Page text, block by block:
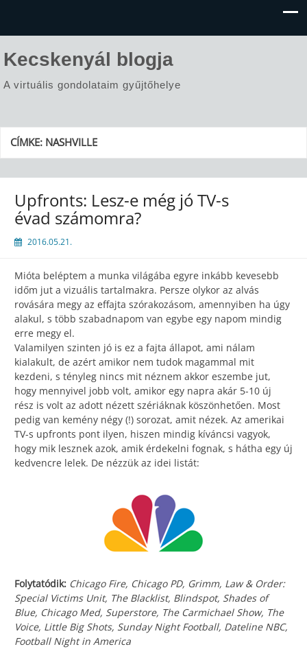
Kecskenyál blogja
A virtuális gondolataim gyűjtőhelye
CÍMKE: NASHVILLE
Upfronts: Lesz-e még jó TV-s
évad számomra?
2016.05.21.
Mióta beléptem a munka világába egyre inkább kevesebb
időm jut a vizuális tartalmakra. Persze olykor az alvás
rovására megy az effajta szórakozásom, amennyiben ha úgy
alakul, s több szabadnapom van egybe egy napom mindig
erre megy el.
Valamilyen szinten jó is ez a fajta állapot, ami nálam
kialakult, de azért amikor nem tudok magammal mit
kezdeni, s tényleg nincs mit néznem akkor eszembe jut,
hogy mennyivel jobb volt, amikor egy napra akár 5-10 új
rész is volt az adott nézett szériáknak köszönhetően. Most
pedig van kemény négy (!) sorozat, amit nézek. Az amerikai
TV-s upfronts pont ilyen, hiszen mindig kíváncsi vagyok,
hogy mik lesznek azok, amik érdekelni fognak, s hátha egy új
kedvencre lelek. De nézzük az idei listát:
Folytatódik: Chicago Fire, Chicago PD, Grimm, Law & Order:
Special Victims Unit, The Blacklist, Blindspot, Shades of
Blue, Chicago Med, Superstore, The Carmichael Show, The
Voice, Little Big Shots, Sunday Night Football, Dateline NBC,
Football Night in America